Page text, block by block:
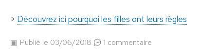
> Découvrez ici pourquoi les filles ont leurs règles
Publié le 03/06/2018 1 commentaire